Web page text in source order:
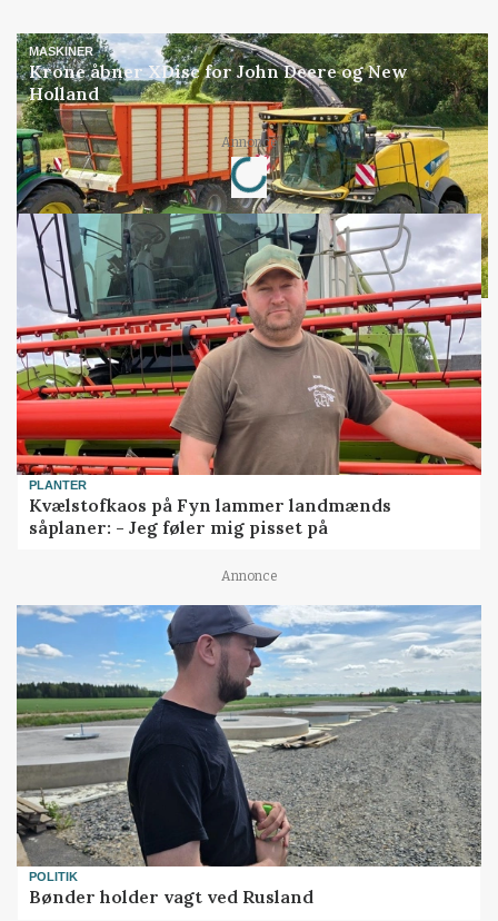
MASKINER
Krone åbner XDisc for John Deere og New
Holland
Annonce
Loading...
PLANTER
Kvælstofkaos på Fyn lammer landmænds
såplaner: - Jeg føler mig pisset på
Annonce
POLITIK
Bønder holder vagt ved Rusland